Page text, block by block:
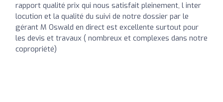
rapport qualité prix qui nous satisfait pleinement, l inter
locution et la qualité du suivi de notre dossier par le
gérant M Oswald en direct est excellente surtout pour
les devis et travaux ( nombreux et complexes dans notre
copropriété)